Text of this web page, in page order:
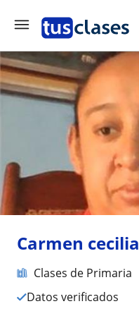
Carmen cecilia
Clases de Primaria
Datos verificados